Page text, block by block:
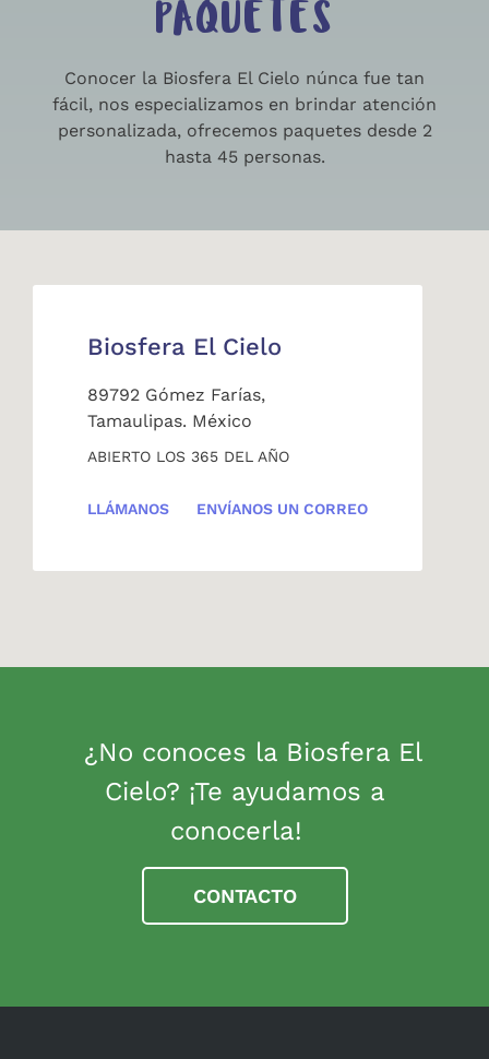
PAQUETES
Conocer la Biosfera El Cielo núnca fue tan
fácil, nos especializamos en brindar atención
personalizada, ofrecemos paquetes desde 2
hasta 45 personas.
Biosfera El Cielo
89792 Gómez Farías,
Tamaulipas. México
ABIERTO LOS 365 DEL AÑO
LLÁMANOS ENVÍANOS UN CORREO
¿No conoces la Biosfera El
Cielo? ¡Te ayudamos a
conocerla!
CONTACTO